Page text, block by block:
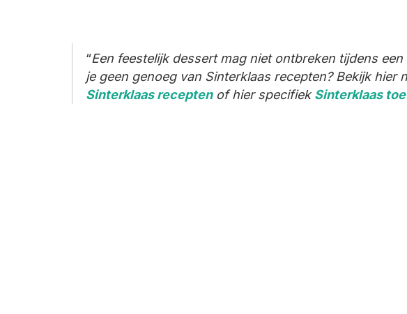
Een feestelijk dessert mag niet ontbreken tijdens
je geen genoeg van Sinterklaas recepten? Bekijk hier
Sinterklaas receptenof hier specifiekSinterklaas